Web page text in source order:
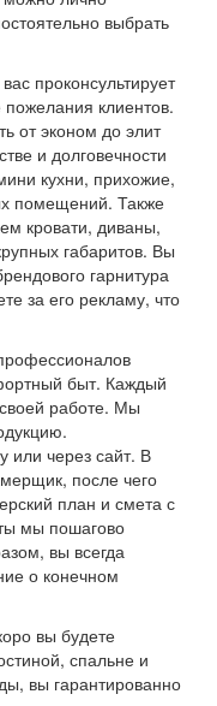
выбрать
проконсультирует
клиентов.
от эконом до элит
и долговечности
кухни, прихожие,
помещений. Также
кровати, диваны,
габаритов. Вы
гарнитура
за его рекламу, что
быт. Каждый
своей работе. Мы
или через сайт. В
после чего
план и смета с
мы пошагово
вы всегда
о конечном
вы будете
спальне и
вы гарантированно